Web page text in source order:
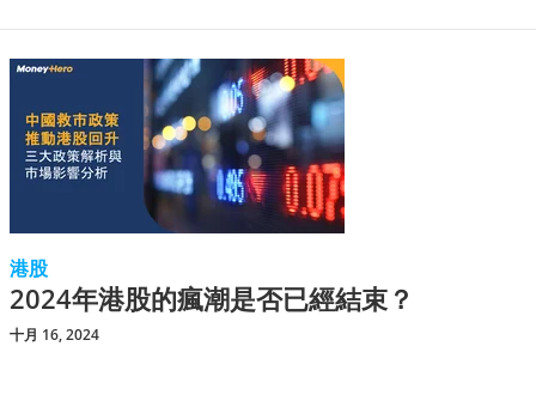
港股
2024年港股的瘋潮是否已經結束？
十月 16, 2024